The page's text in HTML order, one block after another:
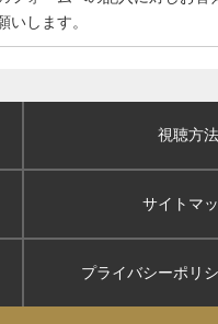
します。
視聴方法
サイトマ
プライバシーポリ